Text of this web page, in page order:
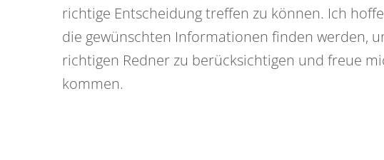
richtige Entscheidung treffen zu können. Ich
die gewünschten Informationen finden werden,
richtigen Redner zu berücksichtigen und freue
kommen.